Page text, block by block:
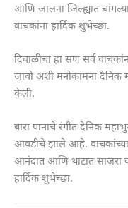
आणि जालना जिल्ह्यात
वाचकांना हार्दिक शुभेच्छा.
दिवाळीचा हा सण सर्व
जावो अशी मनोकामना
केली.
बारा पानाचे रंगीत दैनिक
आवडीचे झाले आहे. वाचकांच्या
आनंदात आणि थाटात साजरा
हार्दिक शुभेच्छा.